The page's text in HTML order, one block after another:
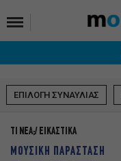
ΕΠΙΛΟΓΗ ΣΥΝΑΥΛΙΑΣ
ΤΙ ΝΕΑ; ΕΙΚΑΣΤΙΚΑ
ΜΟΥΣΙΚΗ ΠΑΡΑΣΤΑΣΗ